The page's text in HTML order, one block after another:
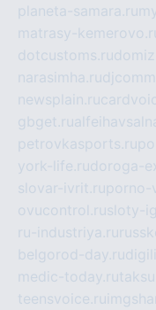
planeta-samara.ru
matrasy-
dotcustoms.ru
narasimha.ru
newsplain.ru
gbget.ru
petrovkasports.ru
york-life.rudoroga-
slovar-ivrit.ruporno-
ovucontrol.rusloty-
ru-industriya.ru
belgorod-day.ru
medic-today.ru
teensvoice.ru